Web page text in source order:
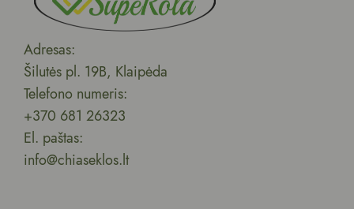
Adresas:
Šilutės pl. 19B, Klaipėda
Telefono numeris:
+370 681 26323
El. paštas:
info@chiaseklos.lt